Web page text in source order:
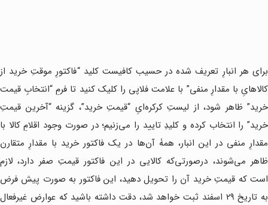
برای هر انبارِ تعریف شده در حسیب کافیست کلید “فاکتورِ موقتِ خرید از
کالاهایِ با مقدارِ منفی” با علامت فلاپی را کلیک کنید تا فرمِ “انتخابِ قیمت
خرید” ظاهر شود، از لیستِ کرکره‌ایِ “قیمتِ خرید”، گزینه “آخرین قیمتِ
خرید” را انتخاب کرده و کلیدِ تایید را می‌زنیم؛ در صورت وجود اقلامِ کالا با
مقدارِ منفی در این انبار، همۀ آن‌ها در یک فاکتور خرید با مقدارِ متقارن
ظاهر می‌شوند، درصورتی‌که کالایی در این فاکتور قیمتِ صفر دارد، لازم
است که قیمتِ خرید آن را تحویل دهید، این فاکتور به صورت پیش فرض
به تاریخ ۲۹ اسفند ثبت خواهد شد، دقت داشته باشید که عوارض غیرفعال